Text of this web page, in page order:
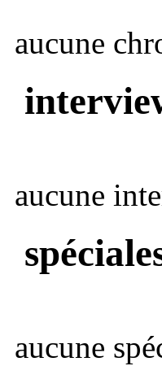
aucune
aucune
aucune